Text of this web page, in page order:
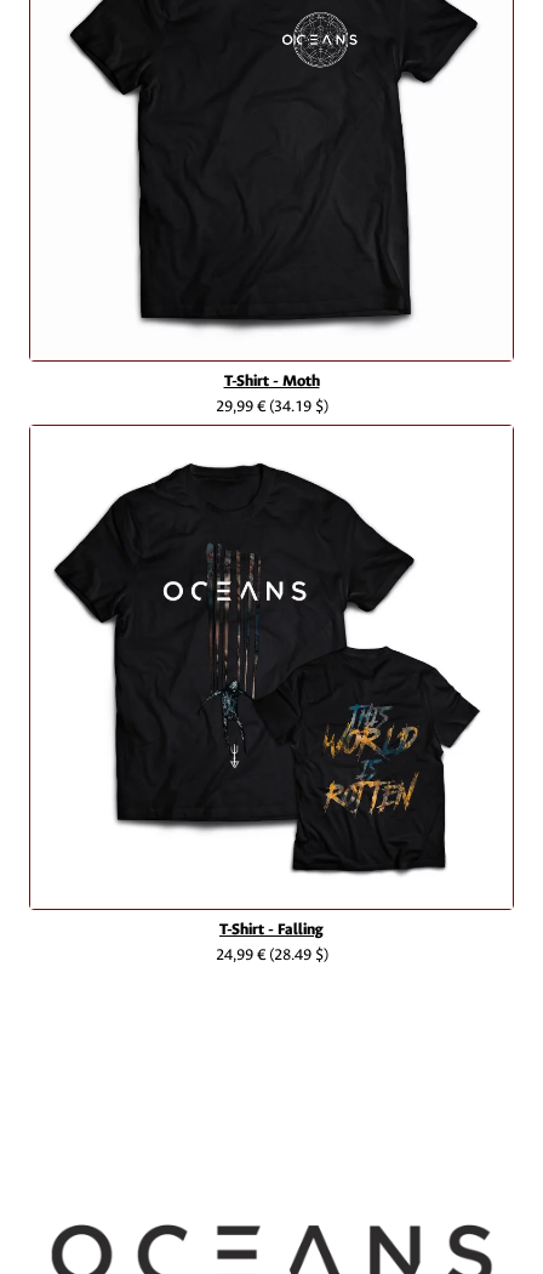
T-Shirt - Moth
29,99 €(34.19 $)
T-Shirt - Falling
24,99 €(28.49 $)